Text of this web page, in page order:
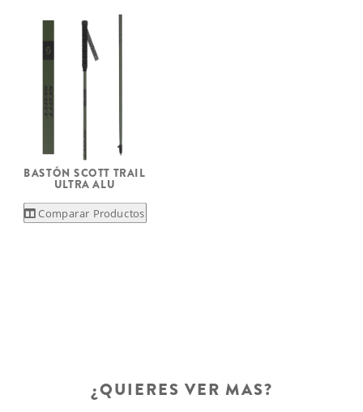
BASTÓN SCOTT TRAIL
ULTRA ALU
Comparar Productos
¿QUIERES VER MAS?